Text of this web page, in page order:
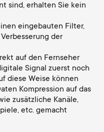
sind, erhalten Sie kein
eingebauten Filter,
der
auf den Fernseher
Signal zuerst noch
diese Weise können
Kompression auf das
zusätzliche Kanäle,
etc. gemacht